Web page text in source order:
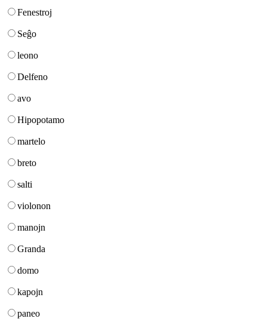
Fenestroj
Seĝo
leono
Delfeno
avo
Hipopotamo
martelo
breto
salti
violonon
manojn
Granda
domo
kapojn
paneo